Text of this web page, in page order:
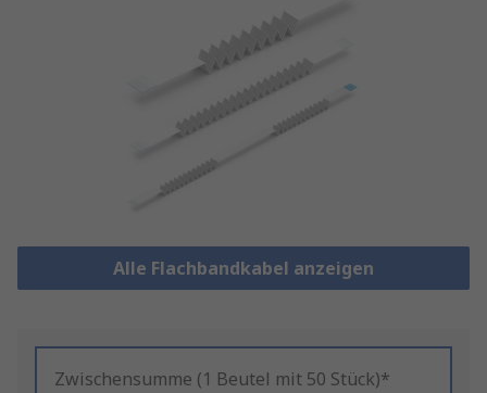
Alle Flachbandkabel anzeigen
Zwischensumme (1 Beutel mit 50 Stück)*